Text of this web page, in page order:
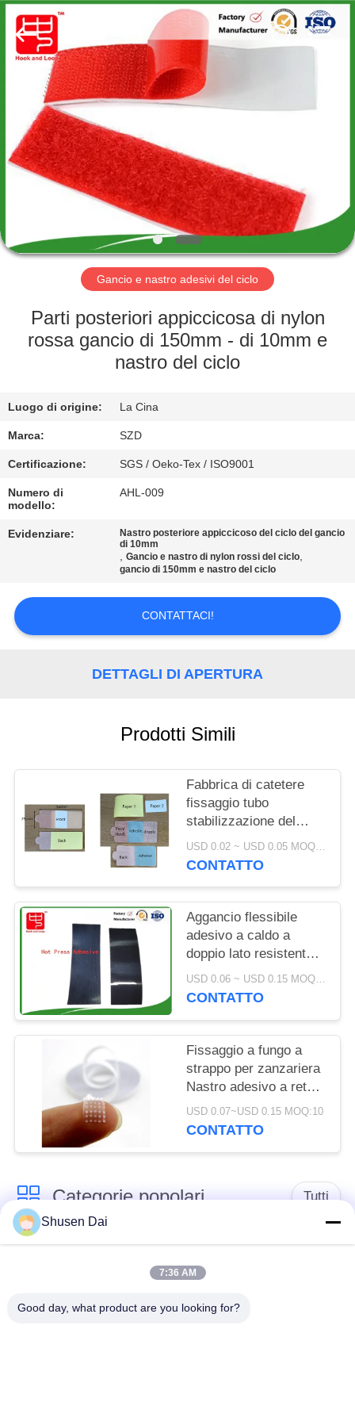
CASA.
PRODOTTI
NOI
DELLA
FABBRICA
DELLA
QUALITÀ
CONTATTACI
NOTIZIE
PREVENTIVO
POLITICA
PRIVACY
Shenzhen
Zhongda
Gancio e nastro adesivi del ciclo
Parti posteriori appiccicosa di nylon
rossa gancio di 150mm - di 10mm e
nastro del ciclo
Luogo di origine: La Cina
Marca: SZD
Certificazione: SGS / Oeko-Tex / ISO9001
Numero di
modello:
AHL-009
Evidenziare:
Nastro posteriore appiccicoso del ciclo del gancio
di 10mm
,Gancio e nastro di nylon rossi del ciclo,
gancio di 150mm e nastro del ciclo
CONTATTACI!
DETTAGLI DI APERTURA
Prodotti Simili
Fabbrica di catetere
fissaggio tubo
stabilizzazione del
dispositivo tenitore
Velcro nastro con retro
USD 0.02 ~ USD 0.05 MOQ:500 PZ
CONTATTO
Aggancio flessibile
adesivo a caldo a
doppio lato resistente e
flessibile per fitness
tracker e indossabili
USD 0.06 ~ USD 0.15 MOQ:500 PZ
CONTATTO
Fissaggio a fungo a
strappo per zanzariera
Nastro adesivo a rete
per finestre Nastro
adesivo
USD 0.07~USD 0.15 MOQ:10
CONTATTO
Categorie popolari Tutti
gancio e nastro del
Gancio e ciclo di
plastica
Gancio e nastro
Toppe su ordinazione
Shusen Dai
7:36 AM
Good day, what product are you looking for?